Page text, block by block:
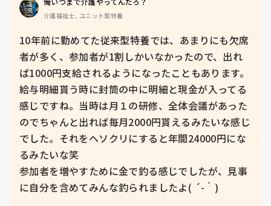
介護福祉士, ユニット型特養
10年前に勤めてた従来型特養では、あまりにも欠席
者が多く、参加者が1割しかいなかったので、出れ
ば1000円支給されるようになったこともあります。
給与明細貰う時に封筒の中に明細と現金が入ってる
感じですね。当時は月１の研修、全体会議があった
のでちゃんと出れば毎月2000円貰えるみたいな感じ
でした。それをヘソクリにすると年間24000円にな
るみたいな笑
参加者を増やすために金で釣る感じでしたが、見事
に自分を含めてみんな釣られましたよ( ´-｀)